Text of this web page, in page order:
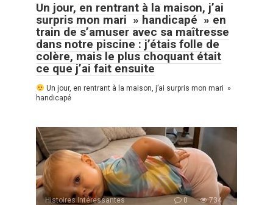
Un jour, en rentrant à la maison, j’ai
surpris mon mari » handicapé » en
train de s’amuser avec sa maîtresse
dans notre piscine : j’étais folle de
colère, mais le plus choquant était
ce que j’ai fait ensuite
Un jour, en rentrant à la maison, j’ai surpris mon mari »
handicapé
Histoires Intéressantes 0 734